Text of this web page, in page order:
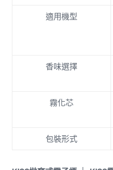
適用機型
香味選擇
霧化芯
包裝形式